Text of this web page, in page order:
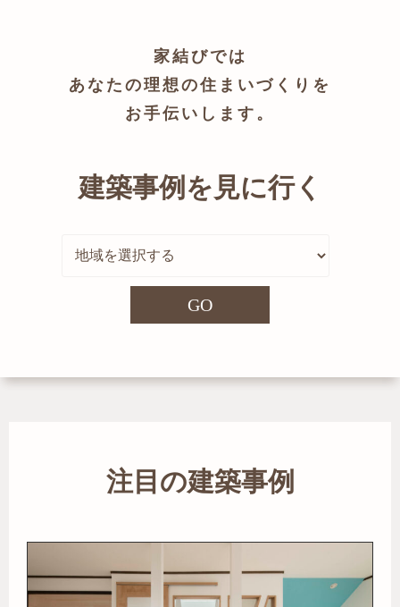
家結びでは
あなたの理想の住まいづくりを
お手伝いします。
建築事例を見に行く
GO
注目の建築事例